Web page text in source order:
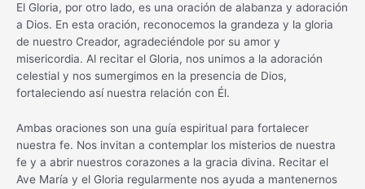
El Gloria, por otro lado, es una oración de alabanza y adoración
a Dios. En esta oración, reconocemos la grandeza y la gloria
de nuestro Creador, agradeciéndole por su amor y
misericordia. Al recitar el Gloria, nos unimos a la adoración
celestial y nos sumergimos en la presencia de Dios,
fortaleciendo así nuestra relación con Él.
Ambas oraciones son una guía espiritual para fortalecer
nuestra fe. Nos invitan a contemplar los misterios de nuestra
fe y a abrir nuestros corazones a la gracia divina. Recitar el
Ave María y el Gloria regularmente nos ayuda a mantenernos